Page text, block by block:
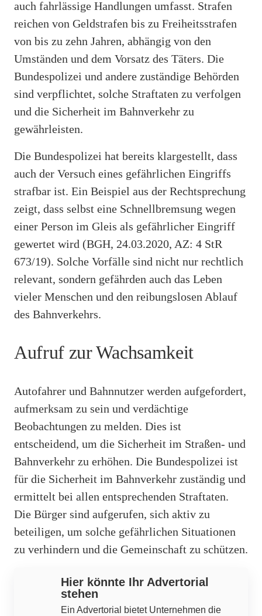
auch fahrlässige Handlungen umfasst. Strafen
reichen von Geldstrafen bis zu Freiheitsstrafen
von bis zu zehn Jahren, abhängig von den
Umständen und dem Vorsatz des Täters. Die
Bundespolizei und andere zuständige Behörden
sind verpflichtet, solche Straftaten zu verfolgen
und die Sicherheit im Bahnverkehr zu
gewährleisten.
Die Bundespolizei hat bereits klargestellt, dass
auch der Versuch eines gefährlichen Eingriffs
strafbar ist. Ein Beispiel aus der Rechtsprechung
zeigt, dass selbst eine Schnellbremsung wegen
einer Person im Gleis als gefährlicher Eingriff
gewertet wird (BGH, 24.03.2020, AZ: 4 StR
673/19). Solche Vorfälle sind nicht nur rechtlich
relevant, sondern gefährden auch das Leben
vieler Menschen und den reibungslosen Ablauf
des Bahnverkehrs.
Aufruf zur Wachsamkeit
Autofahrer und Bahnnutzer werden aufgefordert,
aufmerksam zu sein und verdächtige
Beobachtungen zu melden. Dies ist
entscheidend, um die Sicherheit im Straßen- und
Bahnverkehr zu erhöhen. Die Bundespolizei ist
für die Sicherheit im Bahnverkehr zuständig und
ermittelt bei allen entsprechenden Straftaten.
Die Bürger sind aufgerufen, sich aktiv zu
beteiligen, um solche gefährlichen Situationen
zu verhindern und die Gemeinschaft zu schützen.
Hier könnte Ihr Advertorial
stehen
Ein Advertorial bietet Unternehmen die